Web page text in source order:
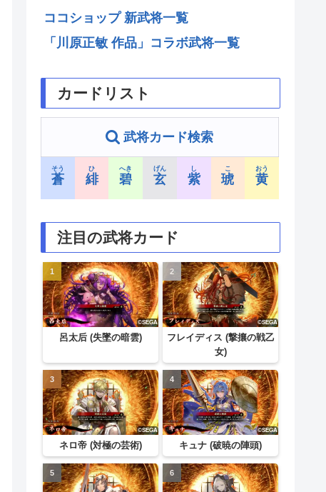
ココショップ 新武将一覧
「川原正敏 作品」コラボ武将一覧
カードリスト
武将カード検索
蒼
そう
緋
ひ
碧
へき
玄
げん
紫
し
琥
こ
黄
おう
注目の武将カード
呂太后 (失墜の暗雲)
フレイディス (撃攘の戦乙
女)
ネロ帝 (対極の芸術) キュナ (破暁の陣頭)